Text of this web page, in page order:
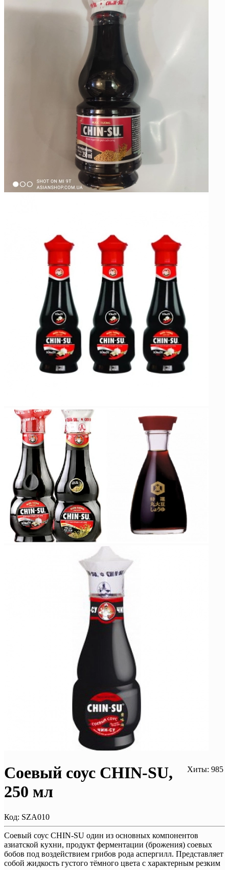
Хиты: 985
Соевый соус CHIN-SU,
250 мл
Код: SZA010
Соевый соус CHIN-SU один из основных компонентов
азиатской кухни, продукт ферментации (брожения) соевых
бобов под воздействием грибов рода аспергилл. Представляет
собой жидкость густого тёмного цвета с характерным резким